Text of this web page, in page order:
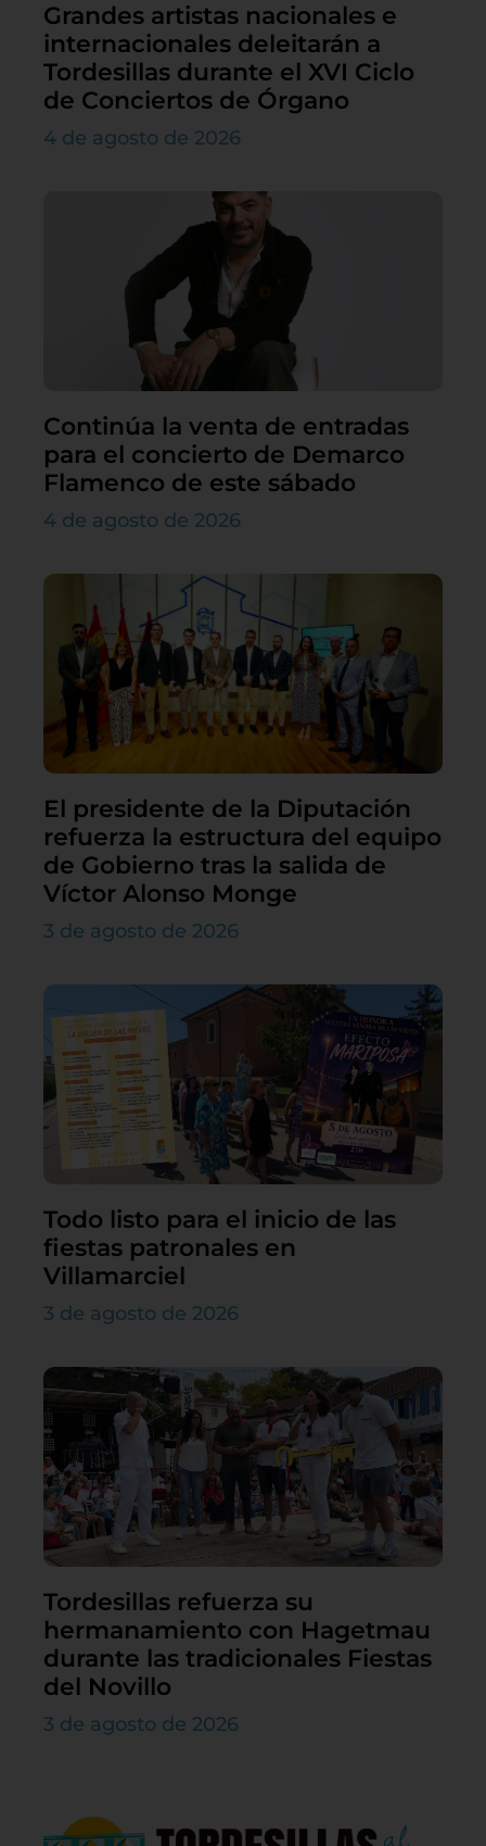
Grandes artistas nacionales e
internacionales deleitarán a
Tordesillas durante el XVI Ciclo
de Conciertos de Órgano
4 de agosto de 2026
Continúa la venta de entradas
para el concierto de Demarco
Flamenco de este sábado
4 de agosto de 2026
El presidente de la Diputación
refuerza la estructura del equipo
de Gobierno tras la salida de
Víctor Alonso Monge
3 de agosto de 2026
Todo listo para el inicio de las
fiestas patronales en
Villamarciel
3 de agosto de 2026
Tordesillas refuerza su
hermanamiento con Hagetmau
durante las tradicionales Fiestas
del Novillo
3 de agosto de 2026